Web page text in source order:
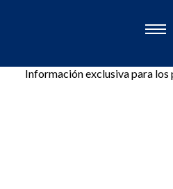
Información exclusiva para los